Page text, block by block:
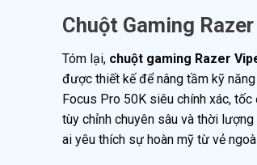
Chuột Gaming
Tóm lại, chuột gaming Razer
được thiết kế để nâng tầm kỹ
Focus Pro 50K siêu chính xác,
tùy chỉnh chuyên sâu và thời
ai yêu thích sự hoàn mỹ từ vẻ